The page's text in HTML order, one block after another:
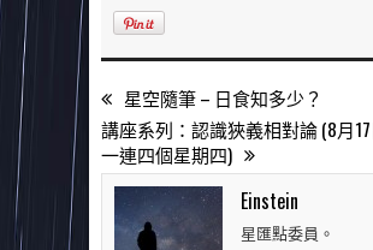
星空隨筆 – 日食知多少？
講座系列：認識狹義相對論 (8月
一連四個星期四)
Einstein
星匯點委員。